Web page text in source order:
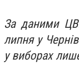
За даними
липня у
у виборах